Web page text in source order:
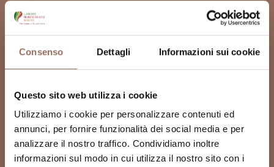
Consenso Dettagli Informazioni sui cookie
Questo sito web utilizza i cookie
Utilizziamo i cookie per personalizzare contenuti ed
annunci, per fornire funzionalità dei social media e per
analizzare il nostro traffico. Condividiamo inoltre
informazioni sul modo in cui utilizza il nostro sito con i